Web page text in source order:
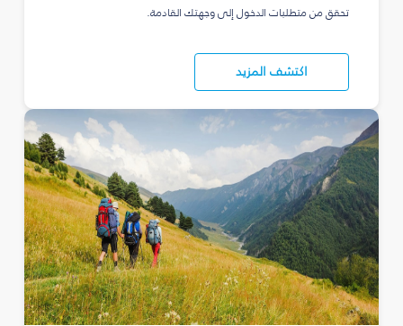
تحقق من متطلبات الدخول إلى وجهتك القادمة.
اكتشف المزيد